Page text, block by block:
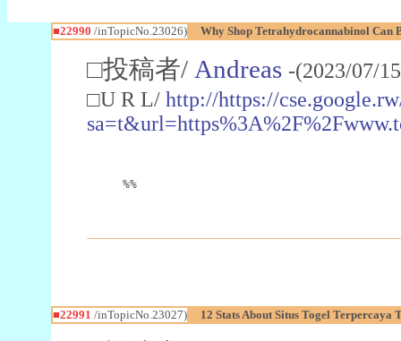
■22990 /inTopicNo.23026) Why Shop Tetrahydrocannabinol Can
□投稿者/ Andreas -(2023/07/
□U R L/ http://https://
%%
■22991 /inTopicNo.23027) 12 Stats About Situs Togel Terpercaya